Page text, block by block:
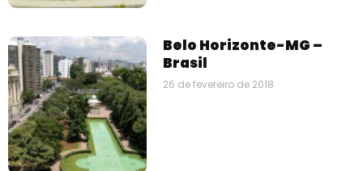
Belo Horizonte-MG –
Brasil
26 de fevereiro de 2018